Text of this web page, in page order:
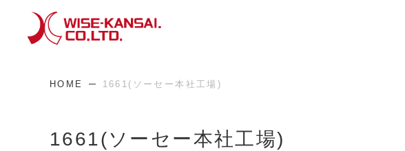
HOME 1661(ソーセー本社工場)
1661(ソーセー本社工場)